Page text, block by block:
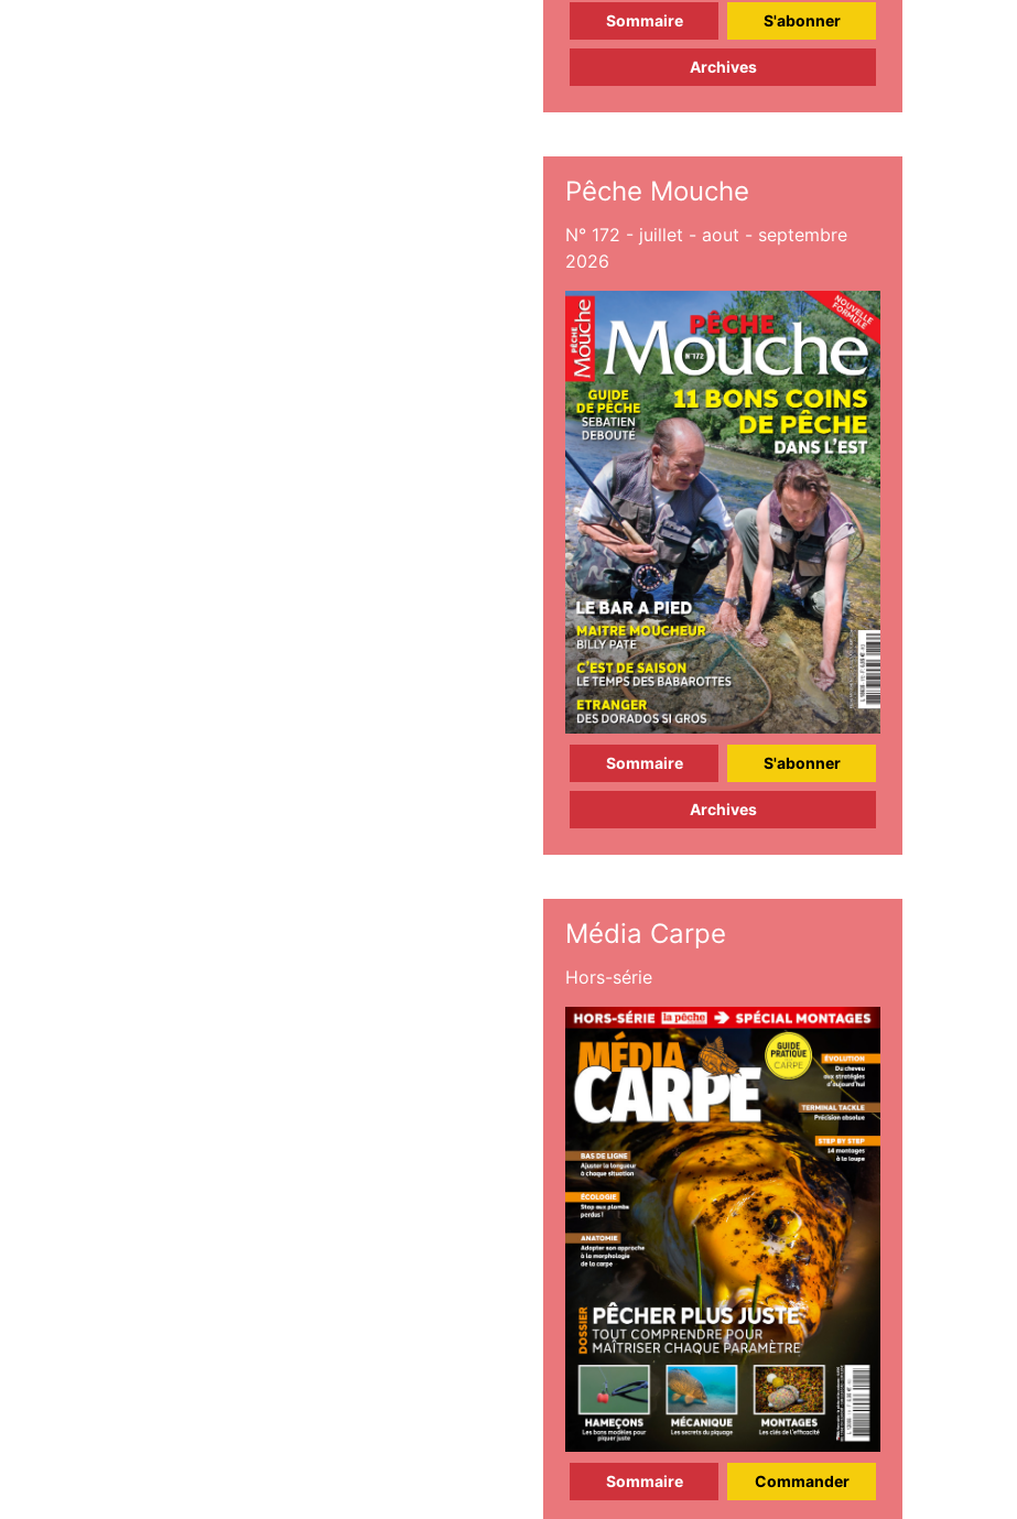
Sommaire S'abonner
Archives
Pêche Mouche
N° 172 - juillet - aout - septembre
2026
Sommaire S'abonner
Archives
Média Carpe
Hors-série
Sommaire Commander